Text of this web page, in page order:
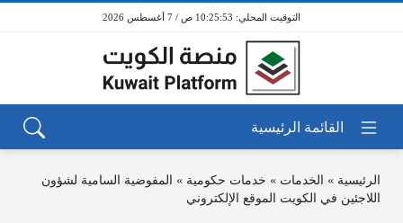
10:25:53 ص / 7 أغسطس 2026
الرئيسية » الخدمات » خدمات حكومية » المفوضية السامية لشؤون
اللاجئين في الكويت الموقع الإلكتروني